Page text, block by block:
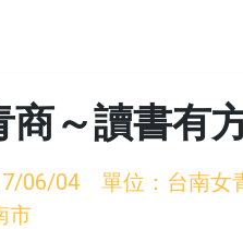
商～讀書有
06/04 單位：台南女
市